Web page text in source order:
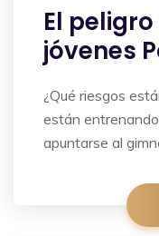
El
jóvenes
¿Qué riesgos
están
apuntarse al